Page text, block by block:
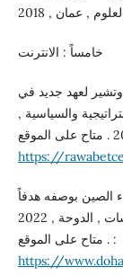
خامساً : الانترنت
لعهد جديد في
والسياسية ,
https://
الصين بوصفه هدفاً
استراتيجياً , المركز العربي للأبحاث ودراسة السياسات , الدوحة , 2022
. متاح على الموقع :
https://